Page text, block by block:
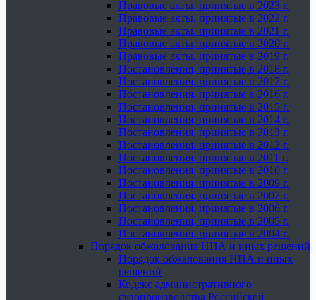
Правовые акты, принятые в 2023 г.
Правовые акты, принятые в 2022 г.
Правовые акты, принятые в 2021 г.
Правовые акты, принятые в 2020 г.
Правовые акты, принятые в 2019 г.
Постановления, принятые в 2018 г.
Постановления, принятые в 2017 г.
Постановления, принятые в 2016 г.
Постановления, принятые в 2015 г.
Постановления, принятые в 2014 г.
Постановления, принятые в 2013 г.
Постановления, принятые в 2012 г.
Постановления, принятые в 2011 г.
Постановления, принятые в 2010 г.
Постановления, принятые в 2009 г.
Постановления, принятые в 2007 г.
Постановления, принятые в 2006 г.
Постановления, принятые в 2005 г.
Постановления, принятые в 2004 г.
Порядок обжалования НПА и иных решений
Порядок обжалования НПА и иных
решений
Кодекс административного
судопроизводства Российской